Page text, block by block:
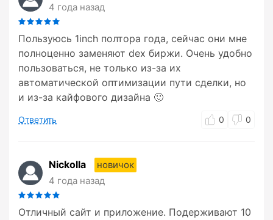
4 года назад
Пользуюсь 1inch полтора года, сейчас они мне
полноценно заменяют dex биржи. Очень удобно
пользоваться, не только из-за их
автоматической оптимизации пути сделки, но
и из-за кайфового дизайна 🙂
Ответить 0 0
Nickolla
новичок
4 года назад
Отличный сайт и приложение. Подерживают 10